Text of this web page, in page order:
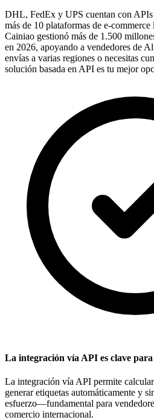
DHL, FedEx y UPS cuentan con APIs
más de 10 plataformas de e-
Cainiao gestionó más de 1.500
en 2026, apoyando a vendedores de
envías a varias regiones o necesitas
solución basada en API es tu mejor
La integración vía API es clave para
La integración vía API permite
generar etiquetas automáticamente y
esfuerzo—fundamental para
comercio internacional.